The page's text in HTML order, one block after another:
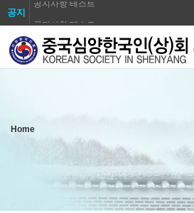
공지
공지사항 테스트
공지사항 테스트
공지사항 테스트
공지사항 테스트
공지사항 테스트
Home
Sketchbook5, 스케
Sketchbook5, 스